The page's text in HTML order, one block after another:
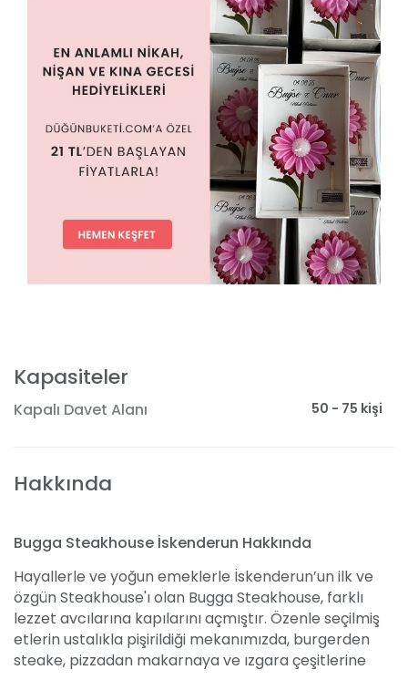
Kapasiteler
Kapalı Davet Alanı 50 - 75 kişi
Hakkında
Bugga Steakhouse İskenderun Hakkında
Hayallerle ve yoğun emeklerle İskenderun’un ilk ve
özgün Steakhouse'ı olan Bugga Steakhouse, farklı
lezzet avcılarına kapılarını açmıştır. Özenle seçilmiş
etlerin ustalıkla pişirildiği mekanımızda, burgerden
steake, pizzadan makarnaya ve ızgara çeşitlerine